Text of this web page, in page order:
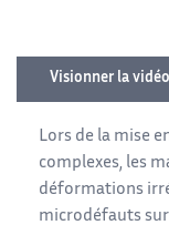
Visionner la
Lors de la mise
complexes, les
déformations
microdéfauts